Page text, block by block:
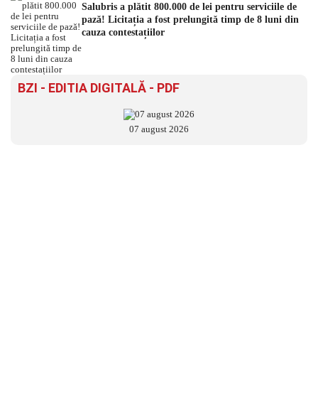
Salubris a plătit 800.000 de lei pentru serviciile de
pază! Licitația a fost prelungită timp de 8 luni din
cauza contestațiilor
BZI - EDITIA DIGITALĂ - PDF
07 august 2026